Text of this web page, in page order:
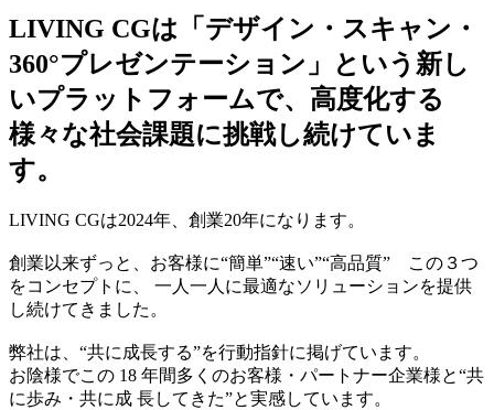
LIVING CGは「デザイン・スキャン・
360°プレゼンテーション」という新し
いプラットフォームで、高度化する
様々な社会課題に挑戦し続けていま
す。
LIVING CGは2024年、創業20年になります。
創業以来ずっと、お客様に“簡単”“速い”“高品質” この３つ
をコンセプトに、 一人一人に最適なソリューションを提供
し続けてきました。
弊社は、“共に成長する”を行動指針に掲げています。
お陰様でこの 18 年間多くのお客様・パートナー企業様と“共
に歩み・共に成 長してきた”と実感しています。